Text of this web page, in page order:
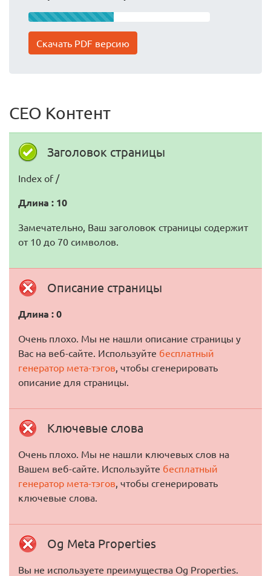
Скачать PDF версию
СЕО Контент
Заголовок страницы
Index of /
Длина : 10
Замечательно, Ваш заголовок страницы содержит
от 10 до 70 символов.
Описание страницы
Длина : 0
Очень плохо. Мы не нашли описание страницы у
Вас на веб-сайте. Используйте бесплатный
генератор мета-тэгов, чтобы сгенерировать
описание для страницы.
Ключевые слова
Очень плохо. Мы не нашли ключевых слов на
Вашем веб-сайте. Используйте бесплатный
генератор мета-тэгов, чтобы сгенерировать
ключевые слова.
Og Meta Properties
Вы не используете преимущества Og Properties.